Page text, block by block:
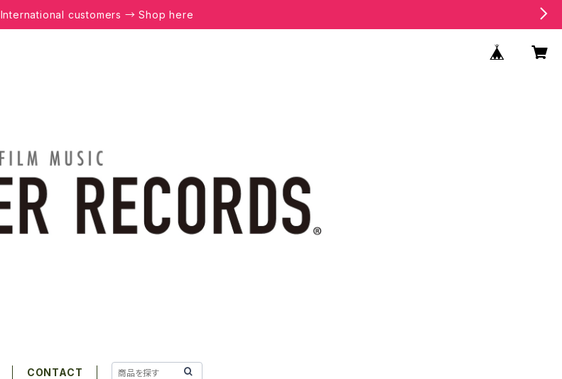
International customers → Shop here
CONTACT